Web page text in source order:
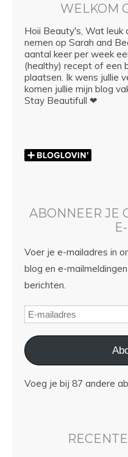
WELKOM
Hoii Beauty's, Wat leuk
nemen op Sarah and
aantal keer per week
(healthy) recept of een
plaatsen. Ik wens jullie
komen jullie mijn blog
Stay Beautifull ❤
ABONNEER JE
Voer je e-mailadres in
blog en e-
berichten.
Voeg je bij 87 andere